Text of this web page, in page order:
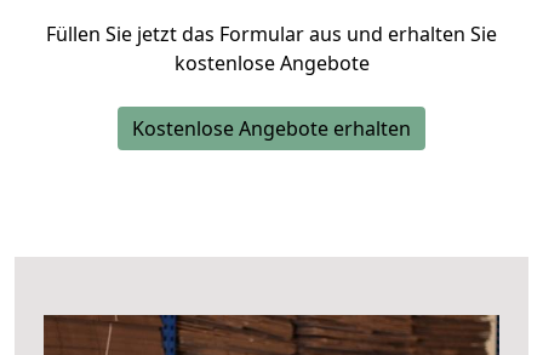
Füllen Sie jetzt das Formular aus und erhalten Sie
kostenlose Angebote
Kostenlose Angebote erhalten